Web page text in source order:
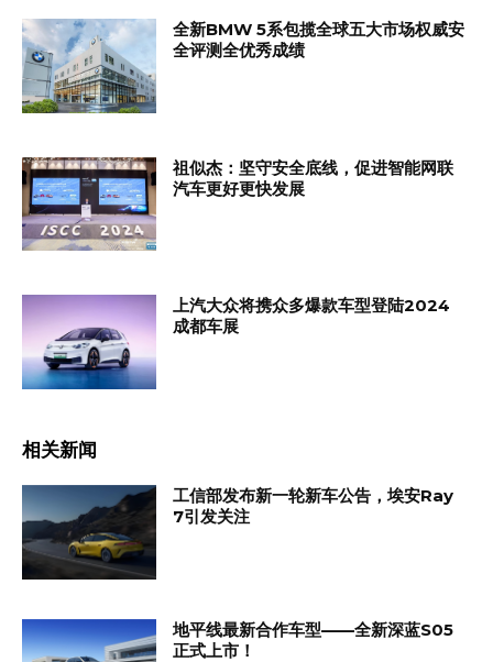
全新BMW 5系包揽全球五大市场权威安
全评测全优秀成绩
祖似杰：坚守安全底线，促进智能网联
汽车更好更快发展
上汽大众将携众多爆款车型登陆2024
成都车展
相关新闻
工信部发布新一轮新车公告，埃安Ray
7引发关注
地平线最新合作车型——全新深蓝S05
正式上市！